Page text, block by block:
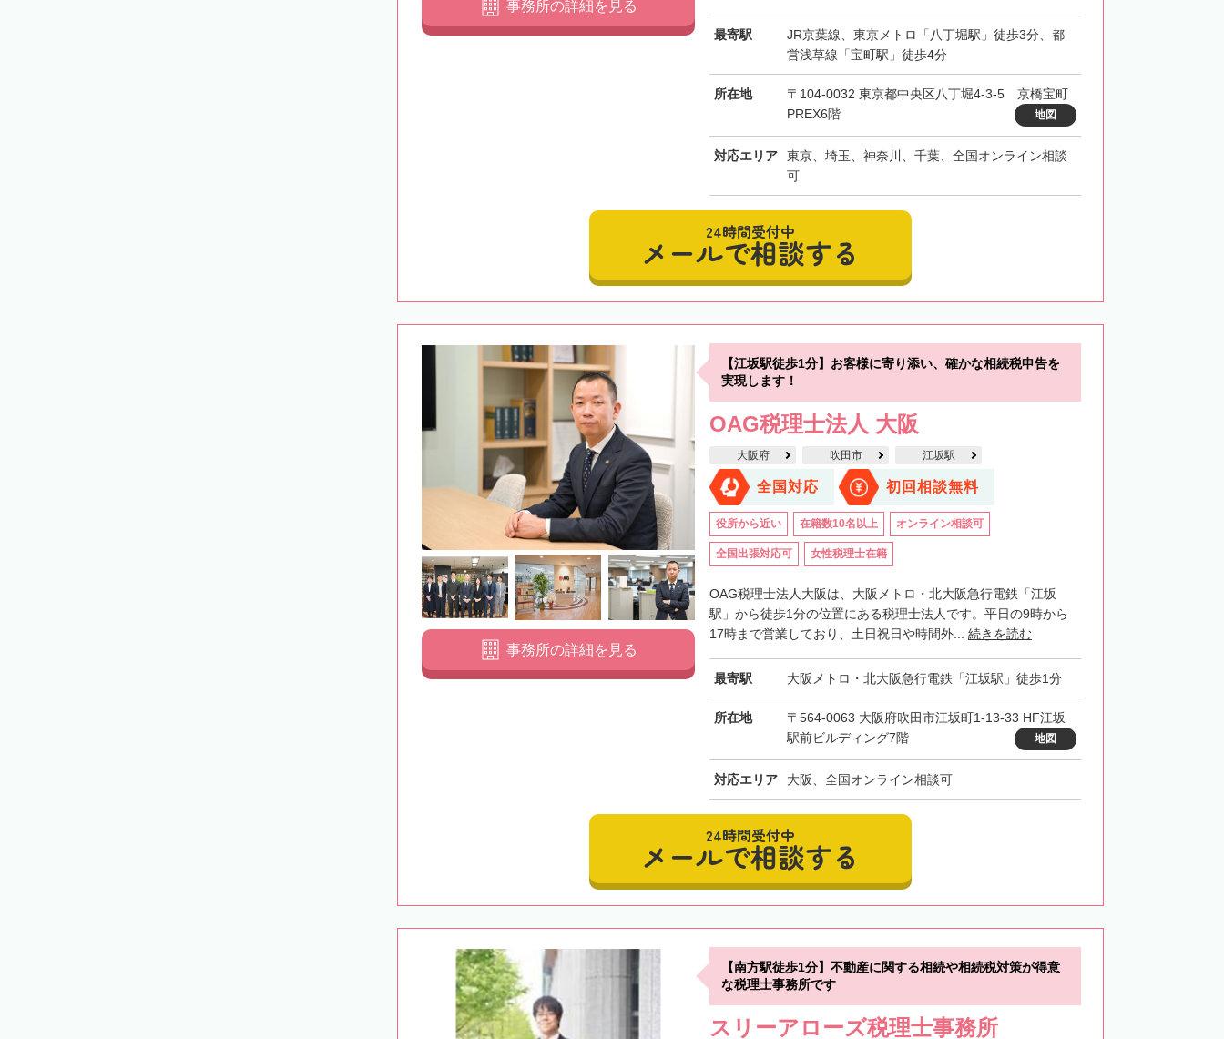
最寄駅
JR京葉線、東京メトロ「八丁堀駅」徒歩3分、都
営浅草線「宝町駅」徒歩4分
所在地
〒104-0032 東京都中央区八丁堀4-3-5 京橋宝町
PREX6階
地図
対応エリア
東京、埼玉、神奈川、千葉、全国オンライン相談
可
事務所の詳細を見る
24時間受付中
メールで相談する
【江坂駅徒歩1分】お客様に寄り添い、確かな相続税申告を
実現します！
OAG税理士法人 大阪
大阪府 吹田市 江坂駅
全国対応 初回相談無料
役所から近い 在籍数10名以上 オンライン相談可
全国出張対応可 女性税理士在籍
OAG税理士法人大阪は、大阪メトロ・北大阪急行電鉄「江坂
駅」から徒歩1分の位置にある税理士法人です。平日の9時から
17時まで営業しており、土日祝日や時間外... 続きを読む
最寄駅 大阪メトロ・北大阪急行電鉄「江坂駅」徒歩1分
所在地
〒564-0063 大阪府吹田市江坂町1-13-33 HF江坂
駅前ビルディング7階
地図
対応エリア 大阪、全国オンライン相談可
事務所の詳細を見る
24時間受付中
メールで相談する
【南方駅徒歩1分】不動産に関する相続や相続税対策が得意
な税理士事務所です
スリーアローズ税理士事務所